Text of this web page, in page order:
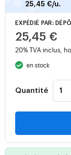
25,45 €/u.
EXPÉDIÉ PAR:
25,45 €
20% TVA inclus,
en stock
Quantité